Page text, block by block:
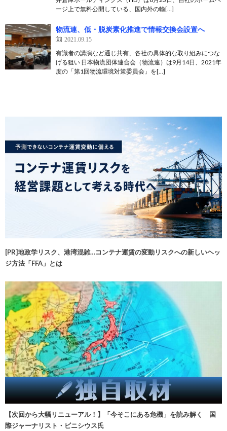
ージ上で無料公開している、国内外の輸[…]
物流連、低・脱炭素化推進で情報交換会設置へ
2021.09.15
有識者の講演など通じ共有、各社の具体的な取り組みにつな
げる狙い 日本物流団体連合会（物流連）は9月14日、2021年
度の「第1回物流環境対策委員会」を[…]
[PR]地政学リスク、港湾混雑…コンテナ運賃の変動リスクへの新しいヘッ
ジ方法「FFA」とは
【次回から大幅リニューアル！】「今そこにある危機」を読み解く 国
際ジャーナリスト・ビニシウス氏